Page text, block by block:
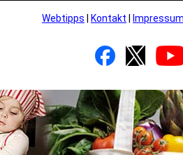
Webtipps Kontakt Impressum